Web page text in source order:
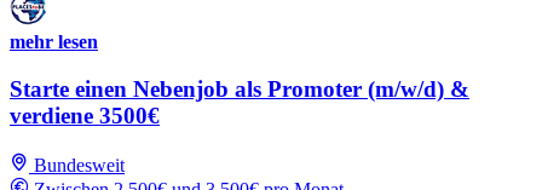
mehr lesen
Starte einen Nebenjob als Promoter (m/w/d) &
verdiene 3500€
Bundesweit